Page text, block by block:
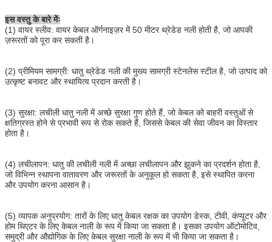
इस वस्तु के बारे मेंः
(1) वायर स्लीव: वायर केबल ऑर्गनाइज़र में 50 मीटर थ्रेडेड नली होती है, जो आपकी
ज़रूरतों को पूरा कर सकती है।
(2) प्रीमियम सामग्री: धातु थ्रेडेड नली की मुख्य सामग्री स्टेनलेस स्टील है, जो उत्पाद को
उत्कृष्ट बनावट और स्थायित्व प्रदान करती है।
(3) सुरक्षा: लचीली धातु नली में अच्छे सुरक्षा गुण होते हैं, जो केबल को बाहरी वस्तुओं से
क्षतिग्रस्त होने से प्रभावी रूप से रोक सकते हैं, जिससे केबल की सेवा जीवन का विस्तार
होता है।
(4) लचीलापन: धातु की लचीली नली में अच्छा लचीलापन और झुकने का प्रदर्शन होता है,
जो विभिन्न स्थापना वातावरण और जरूरतों के अनुकूल हो सकता है, इसे स्थापित करना
और उपयोग करना आसान है।
(5) व्यापक अनुप्रयोग: तारों के लिए धातु केबल रक्षक का उपयोग डेस्क, टीवी, कंप्यूटर और
होम थिएटर के लिए केबल नाली के रूप में किया जा सकता है। इसका उपयोग ऑटोमोटिव,
समुद्री और औद्योगिक के लिए केबल सुरक्षा नाली के रूप में भी किया जा सकता है।